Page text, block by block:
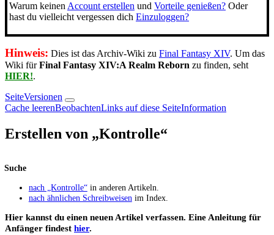
Warum keinen Account erstellen und Vorteile genießen? Oder
hast du vielleicht vergessen dich Einzuloggen?
Hinweis: Dies ist das Archiv-Wiki zu Final Fantasy XIV. Um das
Wiki fürFinal Fantasy XIV:A Realm Reborn zu finden, seht
HIER!.
SeiteVersionen
Cache leerenBeobachtenLinks auf diese SeiteInformation
Erstellen von „Kontrolle“
Suche
nach „Kontrolle“in anderen Artikeln.
nach ähnlichen Schreibweisen im Index.
Hier kannst du einen neuen Artikel verfassen. Eine Anleitung für
Anfänger findest hier.